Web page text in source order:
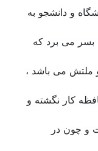
و دانشجو به
بسر می برد که
ملتش می باشد ،
کار نگشته و
و چون در